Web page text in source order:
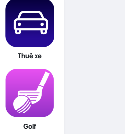
Thuê xe
Golf